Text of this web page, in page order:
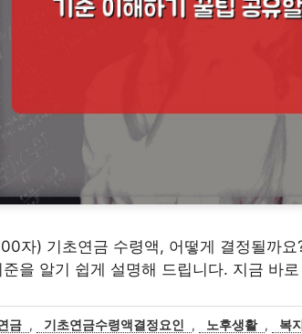
자) 기초연금 수령액, 어떻게 결정될까요
을 알기 쉽게 설명해 드립니다. 지금 바
금 , 기초연금수령액결정요인 , 노후생활 , 복